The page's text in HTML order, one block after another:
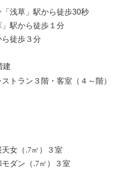
浅草」駅から徒歩30秒
駅から徒歩１分
徒歩３分
建
トラン３階・客室（４～14階）
女（35.7㎡）３室
ダン（35.7㎡）３室